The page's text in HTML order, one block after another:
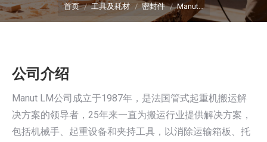
首页 工具及耗材 密封件 Manut…
公司介绍
Manut LM公司成立于1987年，是法国管式起重机搬运解
决方案的领导者，25年来一直为搬运行业提供解决方案，
包括机械手、起重设备和夹持工具，以消除运输箱板、托